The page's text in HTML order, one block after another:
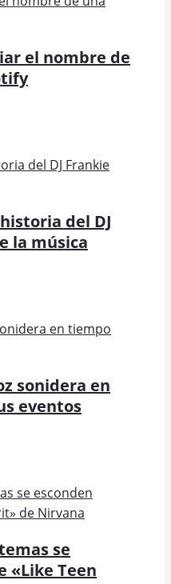
el nombre de
del DJ
la música
sonidera en
eventos
se
«Like Teen